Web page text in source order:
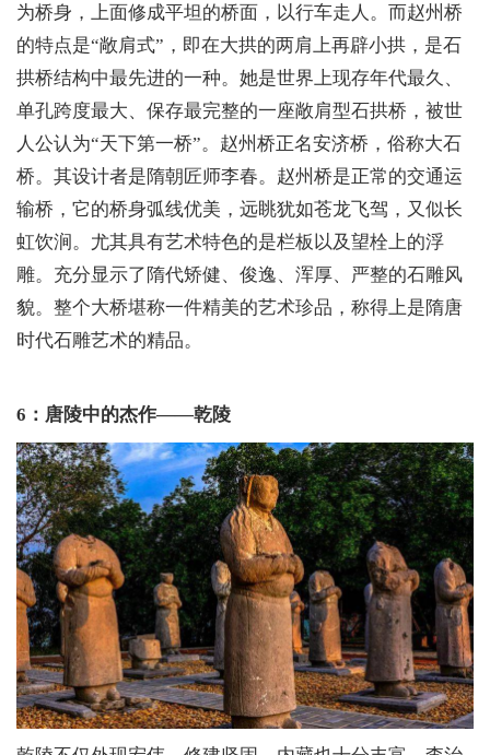
为桥身，上面修成平坦的桥面，以行车走人。而赵州桥
的特点是“敞肩式”，即在大拱的两肩上再辟小拱，是石
拱桥结构中最先进的一种。她是世界上现存年代最久、
单孔跨度最大、保存最完整的一座敞肩型石拱桥，被世
人公认为“天下第一桥”。赵州桥正名安济桥，俗称大石
桥。其设计者是隋朝匠师李春。赵州桥是正常的交通运
输桥，它的桥身弧线优美，远眺犹如苍龙飞驾，又似长
虹饮涧。尤其具有艺术特色的是栏板以及望栓上的浮
雕。充分显示了隋代矫健、俊逸、浑厚、严整的石雕风
貌。整个大桥堪称一件精美的艺术珍品，称得上是隋唐
时代石雕艺术的精品。
6：唐陵中的杰作——乾陵